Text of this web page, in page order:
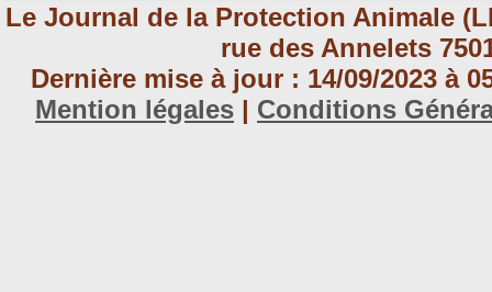
Le Journal de la Protection Animale
rue des Annelets
Dernière mise à jour : 14/09/2023 à
Mention légales | Conditions